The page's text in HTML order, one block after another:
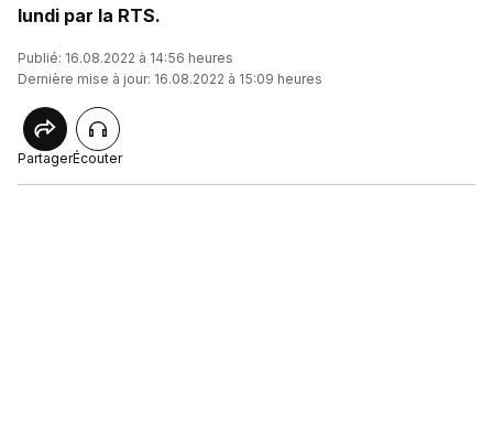
lundi par la RTS.
Publié: 16.08.2022 à 14:56 heures
Dernière mise à jour: 16.08.2022 à 15:09 heures
PartagerÉcouter